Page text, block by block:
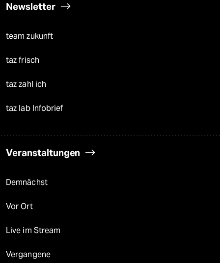
Newsletter
team zukunft
taz frisch
taz zahl ich
taz lab Infobrief
Veranstaltungen
Demnächst
Vor Ort
Live im Stream
Vergangene